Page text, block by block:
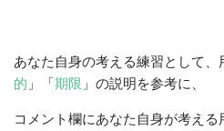
あなた自身の考える練習として、
的 」「期限 」の説明を参考に、
コメント欄にあなた自身が考える